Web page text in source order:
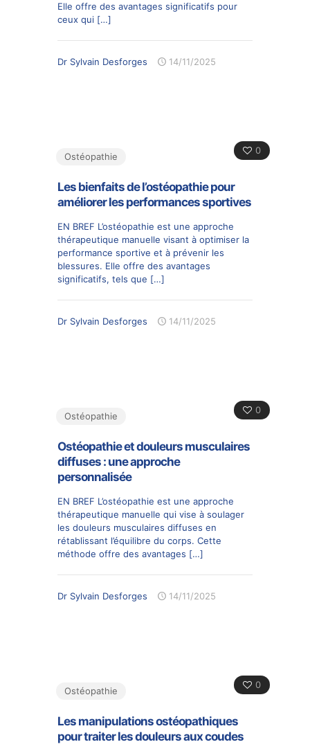
Elle offre des avantages significatifs pour
ceux qui […]
Dr Sylvain Desforges 14/11/2025
0
Ostéopathie
Les bienfaits de l’ostéopathie pour
améliorer les performances sportives
EN BREF L’ostéopathie est une approche
thérapeutique manuelle visant à optimiser la
performance sportive et à prévenir les
blessures. Elle offre des avantages
significatifs, tels que […]
Dr Sylvain Desforges 14/11/2025
0
Ostéopathie
Ostéopathie et douleurs musculaires
diffuses : une approche
personnalisée
EN BREF L’ostéopathie est une approche
thérapeutique manuelle qui vise à soulager
les douleurs musculaires diffuses en
rétablissant l’équilibre du corps. Cette
méthode offre des avantages […]
Dr Sylvain Desforges 14/11/2025
0
Ostéopathie
Les manipulations ostéopathiques
pour traiter les douleurs aux coudes